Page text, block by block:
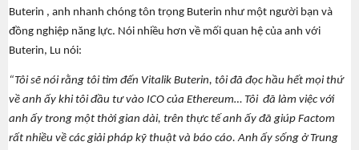
Buterin , anh nhanh chóng tôn trọng Buterin như một người bạn và
đồng nghiệp năng lực. Nói nhiều hơn về mối quan hệ của anh với
Buterin, Lu nói:
“Tôi sẽ nói rằng tôi tìm đến Vitalik Buterin, tôi đã đọc hầu hết mọi thứ
về anh ấy khi tôi đầu tư vào ICO của Ethereum… Tôi đã làm việc với
anh ấy trong một thời gian dài, trên thực tế anh ấy đã giúp Factom
rất nhiều về các giải pháp kỹ thuật và báo cáo. Anh ấy sống ở Trung